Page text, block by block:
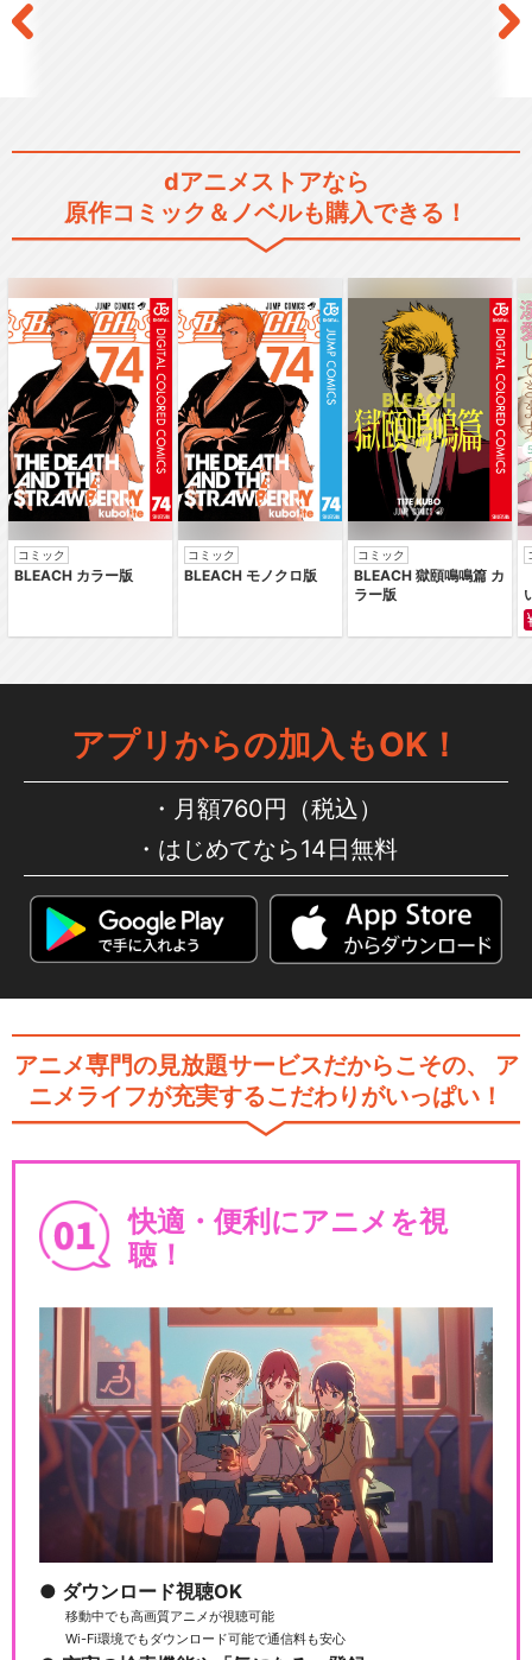
ハイパープロジェクション演
劇「ハイキュー!!」…
ハイパープロジェクション演
劇「ハイキュー!!」…
ハイパープロジェクション演
劇「ハイキュー!!」…
ハイパープロジェクション演
ハイパープロジェクション演
劇「ハイキュー!!」…
ハイパープロジェクション演
劇「ハイキュー!!」…
ハイパープロジェクション演
劇「ハイキュー!!」…
劇「ハイキュー!!」…
ハイパープロジェクション演
劇「ハイキュー!!」…
ハイパープロジェクション演
劇「ハイキュー!!」…
ハイパープロジェクション演
劇「ハイキュー!!」…
dアニメストアなら
原作コミック＆ノベルも購入できる！
コミック
BLEACH カラー版
コミック
BLEACH モノクロ版
コミック
BLEACH 獄頤鳴鳴篇 カ
ラー版
アプリからの加入もOK！
月額760円（税込）
はじめてなら14日無料
アニメ専門の見放題サービスだからこその、
ア
ニメライフが充実するこだわりがいっぱい！
快適・便利にアニメを視
聴！
ダウンロード視聴OK
移動中でも高画質アニメが視聴可能
Wi-Fi環境でもダウンロード可能で通信料も安心